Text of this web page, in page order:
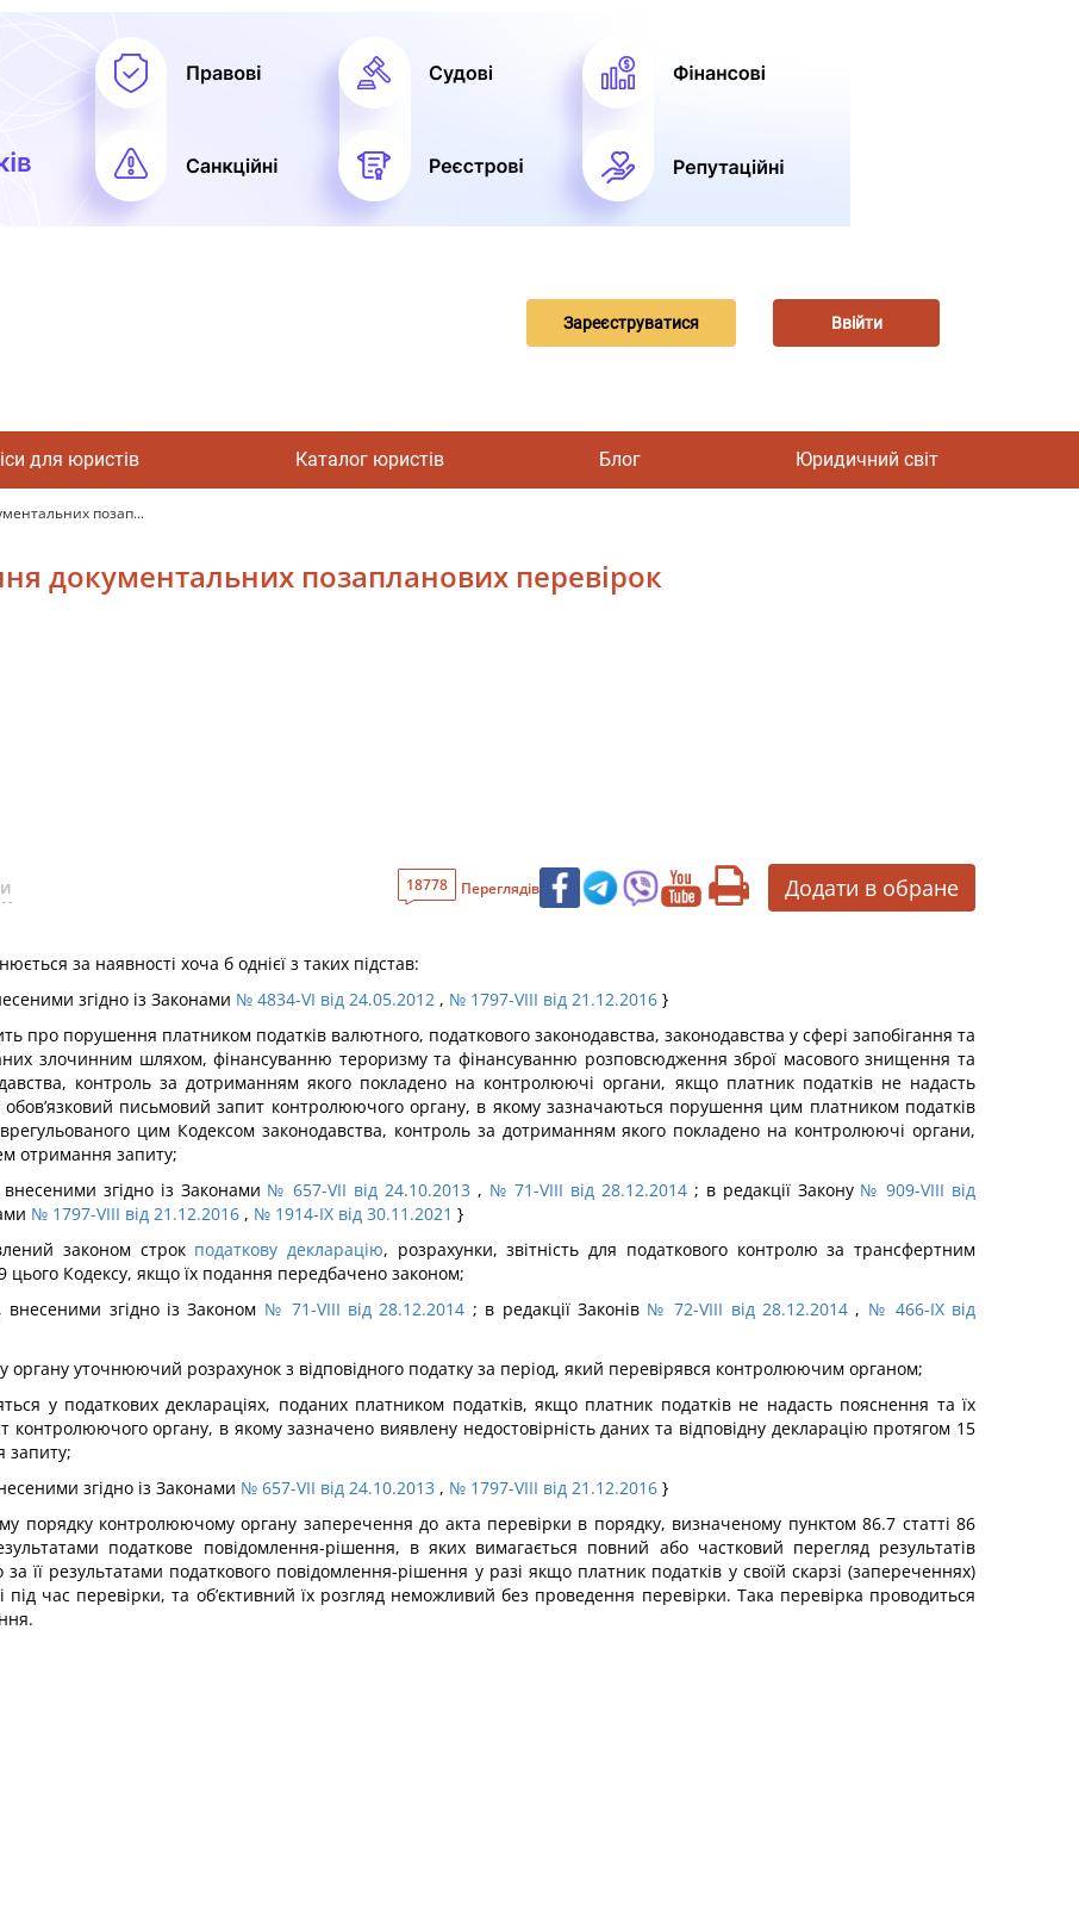
Зареєструватися Ввійти
для юристів Каталог юристів Блог Юридичний світ
позап...
документальних позапланових перевірок
18778 Переглядів Додати в обране
за наявності хоча б однієї з таких підстав:
згідно із Законами № 4834-VI від 24.05.2012 , № 1797-VIII від 21.12.2016 }
про порушення платником податків валютного, податкового законодавства, законодавства у сфері запобігання та
злочинним шляхом, фінансуванню тероризму та фінансуванню розповсюдження зброї масового знищення та
контроль за дотриманням якого покладено на контролюючі органи, якщо платник податків не надасть
обов’язковий письмовий запит контролюючого органу, в якому зазначаються порушення цим платником податків
цим Кодексом законодавства, контроль за дотриманням якого покладено на контролюючі органи,
отримання запиту;
згідно із Законами № 657-VII від 24.10.2013 , № 71-VIII від 28.12.2014 ; в редакції Закону № 909-VIII від
№ 1797-VIII від 21.12.2016 , № 1914-IX від 30.11.2021 }
законом строк податкову декларацію, розрахунки, звітність для податкового контролю за трансфертним
цього Кодексу, якщо їх подання передбачено законом;
внесеними згідно із Законом № 71-VIII від 28.12.2014 ; в редакції Законів № 72-VIII від 28.12.2014 , № 466-IX від
уточнюючий розрахунок з відповідного податку за період, який перевірявся контролюючим органом;
у податкових деклараціях, поданих платником податків, якщо платник податків не надасть пояснення та їх
органу, в якому зазначено виявлену недостовірність даних та відповідну декларацію протягом 15
запиту;
згідно із Законами № 657-VII від 24.10.2013 , № 1797-VIII від 21.12.2016 }
порядку контролюючому органу заперечення до акта перевірки в порядку, визначеному пунктом 86.7 статті 86
податкове повідомлення-рішення, в яких вимагається повний або частковий перегляд результатів
її результатами податкового повідомлення-рішення у разі якщо платник податків у своїй скарзі (запереченнях)
час перевірки, та об’єктивний їх розгляд неможливий без проведення перевірки. Така перевірка проводиться